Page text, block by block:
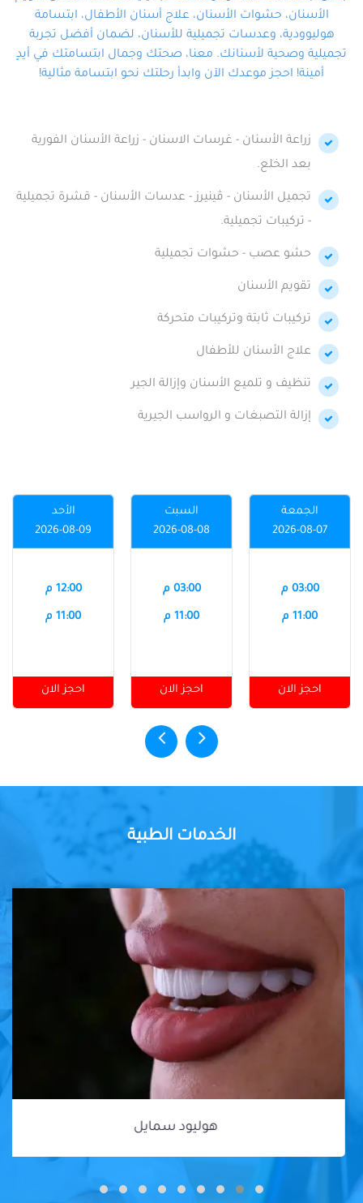
الأسنان، حشوات الأسنان، علاج أسنان الأطفال، ابتسامة
هوليوودية، وعدسات تجميلية للأسنان، لضمان أفضل تجربة
تجميلية وصحية لأسنانك. معنا، صحتك وجمال ابتسامتك في أيدٍ
أمينة! احجز موعدك الآن وابدأ رحلتك نحو ابتسامة مثالية!
زراعة الأسنان - غرسات الاسنان - زراعة الأسنان الفورية
بعد الخلع.
تجميل الأسنان - ڤينيرز - عدسات الأسنان - قشرة تجميلية
- تركيبات تجميلية.
حشو عصب - حشوات تجميلية
تقويم الأسنان
تركيبات ثابتة وتركيبات متحركة
علاج الأسنان للأطفال
تنظيف و تلميع الأسنان وإزالة الجير
إزالة التصبغات و الرواسب الجيرية
الجمعة
2026-08-07
03:00 م
11:00 م
احجز الان
السبت
2026-08-08
03:00 م
11:00 م
احجز الان
الأحد
2026-08-09
12:00 م
11:00 م
احجز الان
الخدمات الطبية
هوليود سمايل